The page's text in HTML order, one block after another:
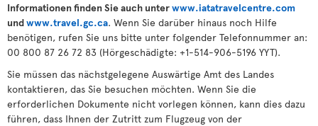
Informationen finden Sie auch unterwww.iatatravelcentre.com
undwww.travel.gc.ca. Wenn Sie darüber hinaus noch Hilfe
benötigen, rufen Sie uns bitte unter folgender Telefonnummer an:
00 800 87 26 72 83 (Hörgeschädigte: +1-514-906-5196 YYT).
Sie müssen das nächstgelegene Auswärtige Amt des Landes
kontaktieren, das Sie besuchen möchten. Wenn Sie die
erforderlichen Dokumente nicht vorlegen können, kann dies dazu
führen, dass Ihnen der Zutritt zum Flugzeug von der